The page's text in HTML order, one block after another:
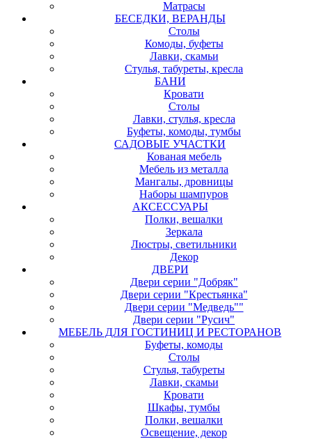
Матрасы
БЕСЕДКИ, ВЕРАНДЫ
Столы
Комоды, буфеты
Лавки, скамьи
Стулья, табуреты, кресла
БАНИ
Кровати
Столы
Лавки, стулья, кресла
Буфеты, комоды, тумбы
САДОВЫЕ УЧАСТКИ
Кованая мебель
Мебель из металла
Мангалы, дровницы
Наборы шампуров
АКСЕССУАРЫ
Полки, вешалки
Зеркала
Люстры, светильники
Декор
ДВЕРИ
Двери серии "Добряк"
Двери серии "Крестьянка"
Двери серии "Медведь""
Двери серии "Русич"
МЕБЕЛЬ ДЛЯ ГОСТИНИЦ И РЕСТОРАНОВ
Буфеты, комоды
Столы
Стулья, табуреты
Лавки, скамьи
Кровати
Шкафы, тумбы
Полки, вешалки
Освещение, декор